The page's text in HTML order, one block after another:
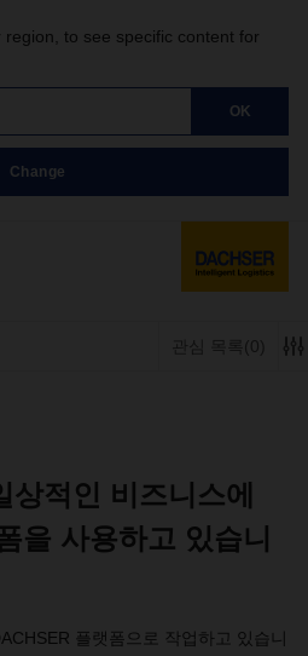
to see specific content for
OK
Change
관심 목록 (0)
적인 비즈니스에
을 사용하고 있습니
플랫폼으로 작업하고 있습니